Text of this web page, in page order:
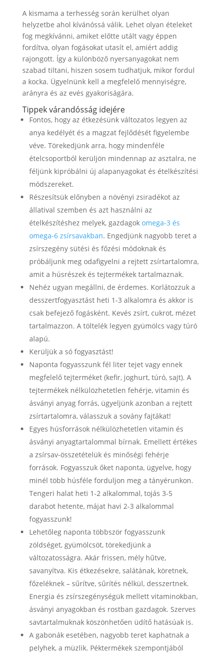
A kismama a terhesség során kerülhet olyan
helyzetbe ahol kívánóssá válik. Lehet olyan ételeket
fog megkívánni, amiket előtte utált vagy éppen
fordítva, olyan fogásokat utasít el, amiért addig
rajongott. Így a különböző nyersanyagokat nem
szabad tiltani, hiszen sosem tudhatjuk, mikor fordul
a kocka. Ügyelnünk kell a megfelelő mennyiségre,
arányra és az evés gyakoriságára.
Tippek várandósság idejére
Fontos, hogy az étkezésünk változatos legyen az
anya kedélyét és a magzat fejlődését figyelembe
véve. Törekedjünk arra, hogy mindenféle
ételcsoportból kerüljön mindennap az asztalra, ne
féljünk kipróbálni új alapanyagokat és ételkészítési
módszereket.
Részesítsük előnyben a növényi zsiradékot az
állatival szemben és azt használni az
ételkészítéshez melyek, gazdagok omega-3 és
omega-6 zsírsavakban. Engedjünk nagyobb teret a
zsírszegény sütési és főzési módoknak és
próbáljunk meg odafigyelni a rejtett zsírtartalomra,
amit a húsrészek és tejtermékek tartalmaznak.
Nehéz ugyan megállni, de érdemes. Korlátozzuk a
desszertfogyasztást heti 1-3 alkalomra és akkor is
csak befejező fogásként. Kevés zsírt, cukrot, mézet
tartalmazzon. A töltelék legyen gyümölcs vagy túró
alapú.
Kerüljük a só fogyasztást!
Naponta fogyasszunk fél liter tejet vagy ennek
megfelelő tejterméket (kefir, joghurt, túró, sajt). A
tejtermékek nélkülözhetetlen fehérje, vitamin és
ásványi anyag forrás, ügyeljünk azonban a rejtett
zsírtartalomra, válasszuk a sovány fajtákat!
Egyes húsforrások nélkülözhetetlen vitamin és
ásványi anyagtartalommal bírnak. Emellett értékes
a zsírsav-összetételük és minőségi fehérje
források. Fogyasszuk őket naponta, ügyelve, hogy
minél több húsféle forduljon meg a tányérunkon.
Tengeri halat heti 1-2 alkalommal, tojás 3-5
darabot hetente, májat havi 2-3 alkalommal
fogyasszunk!
Lehetőleg naponta többször fogyasszunk
zöldséget, gyümölcsöt, törekedjünk a
változatosságra. Akár frissen, mély hűtve,
savanyítva. Kis étkezésekre, salátának, köretnek,
főzeléknek – sűrítve, sűrítés nélkül, desszertnek.
Energia és zsírszegénységük mellett vitaminokban,
ásványi anyagokban és rostban gazdagok. Szerves
savtartalmuknak köszönhetően üdítő hatásúak is.
A gabonák esetében, nagyobb teret kaphatnak a
pelyhek, a müzlik. Péktermékek szempontjából